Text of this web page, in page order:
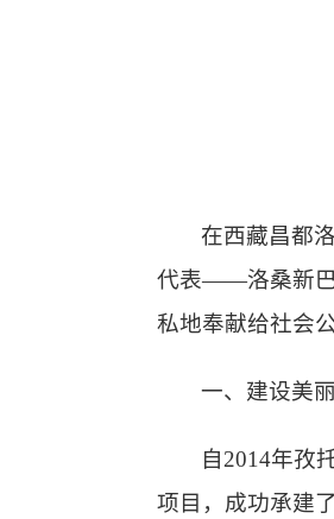
在西藏昌都
代表——洛桑新巴
私地奉献给社会
一、 建设美
自2014年孜
项目，成功承建